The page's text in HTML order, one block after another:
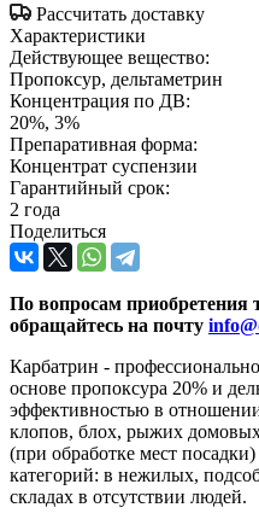
Рассчитать доставку
Характеристики
Действующее вещество:
Пропоксур, дельтаметрин
Концентрация по ДВ:
20%, 3%
Препаративная форма:
Концентрат суспензии
Гарантийный срок:
2 года
Поделиться
По вопросам приобретения
обращайтесь на почту
Карбатрин -
основе пропоксура 20% и
эффективностью в
клопов, блох, рыжих
(при обработке мест
категорий: в нежилых,
складах в отсутствии людей.